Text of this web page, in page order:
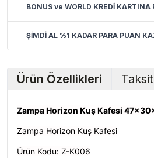
BONUS ve WORLD KREDİ KARTINA
ŞİMDİ AL %1 KADAR PARA PUAN
Ürün Özellikleri
Zampa Horizon Kuş Kafesi
Zampa Horizon Kuş Kafesi
Ürün Kodu: Z-K006